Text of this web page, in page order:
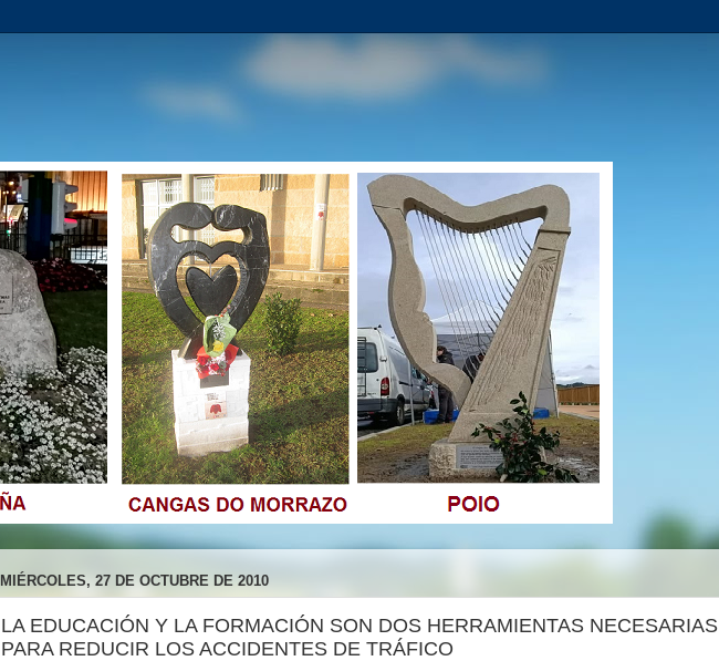
MIÉRCOLES, 27 DE OCTUBRE DE 2010
LA EDUCACIÓN Y LA FORMACIÓN SON DOS HERRAMIENTAS NECESARIAS
PARA REDUCIR LOS ACCIDENTES DE TRÁFICO